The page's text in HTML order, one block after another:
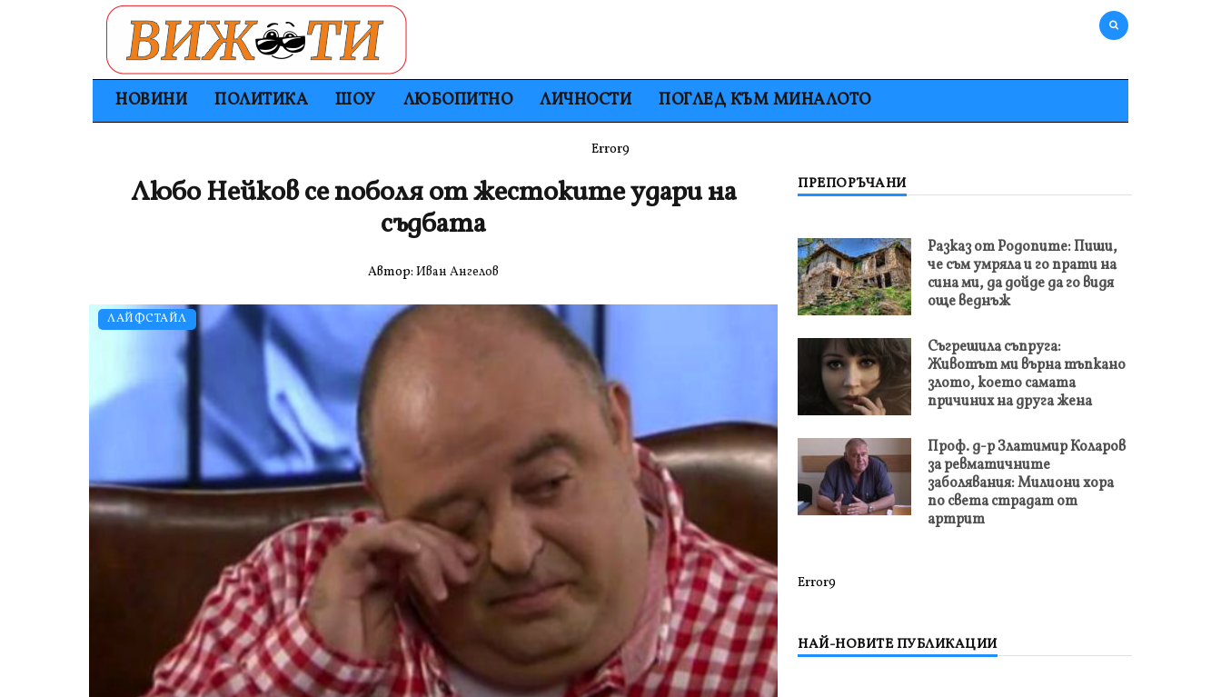
НОВИНИ ПОЛИТИКА ШОУ ЛЮБОПИТНО ЛИЧНОСТИ ПОГЛЕД КЪМ МИНАЛОТО
Error9
ЛАЙФСТАЙЛ
Любо Нейков се поболя от жестоките удари на
съдбата
Автор: Иван Ангелов
ПРЕПОРЪЧАНИ
Разказ от Родопите: Пиши,
че съм умряла и го прати на
сина ми, да дойде да го видя
още веднъж
Съгрешила съпруга:
Животът ми върна тъпкано
злото, което самата
причиних на друга жена
Проф. д-р Златимир Коларов
за ревматичните
заболявания: Милиони хора
по света страдат от
артрит
Error9
НАЙ-НОВИТЕ ПУБЛИКАЦИИ